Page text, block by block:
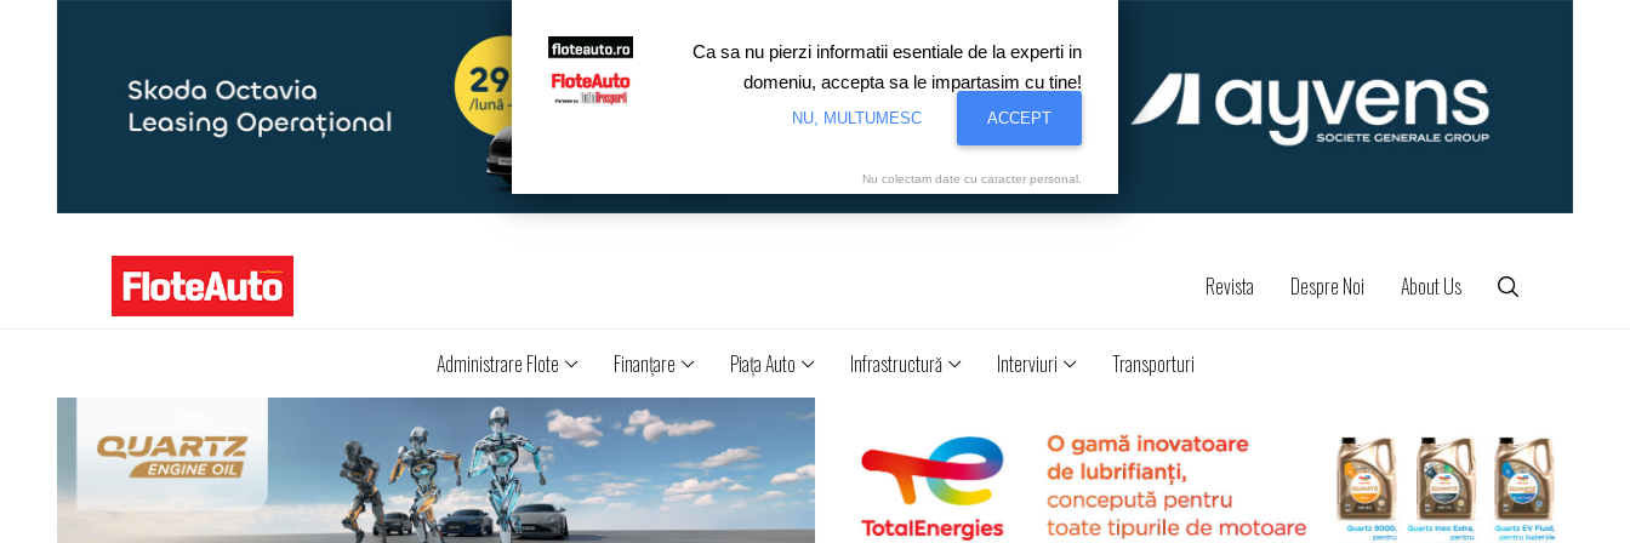
Revista Despre Noi About Us
Administrare Flote Finanţare Piaţa Auto Infrastructură Interviuri Transporturi
Ca sa nu pierzi informatii esentiale de la experti in
domeniu, accepta sa le impartasim cu tine!
NU, MULTUMESC ACCEPT
Nu colectam date cu caracter personal.